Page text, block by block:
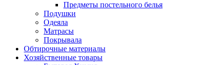
Предметы постельного белья
Подушки
Одеяла
Матрасы
Покрывала
Обтирочные материалы
Хозяйственные товары